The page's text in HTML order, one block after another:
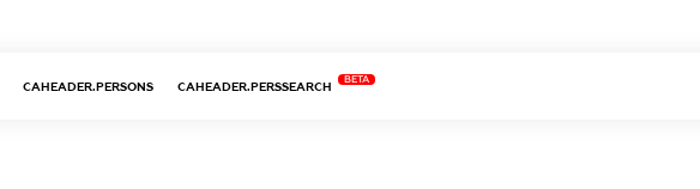
CAHEADER.PERSONS CAHEADER.PERSSEARCH
BETA